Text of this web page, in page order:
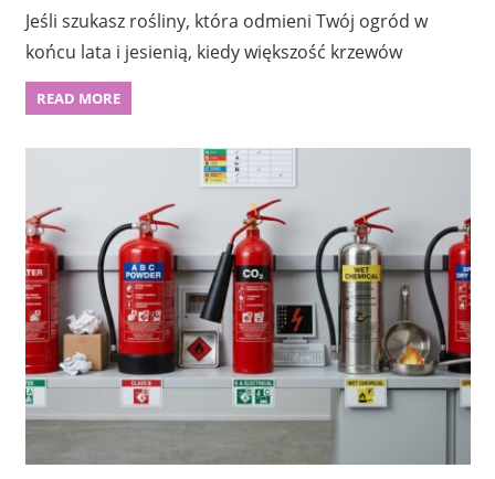
Jeśli szukasz rośliny, która odmieni Twój ogród w
końcu lata i jesienią, kiedy większość krzewów
READ MORE